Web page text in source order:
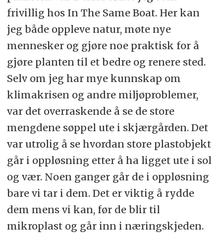
frivillig hos In The Same Boat. Her kan
jeg både oppleve natur, møte nye
mennesker og gjøre noe praktisk for å
gjøre planten til et bedre og renere sted.
Selv om jeg har mye kunnskap om
klimakrisen og andre miljøproblemer,
var det overraskende å se de store
mengdene søppel ute i skjærgården. Det
var utrolig å se hvordan store plastobjekt
går i oppløsning etter å ha ligget ute i sol
og vær. Noen ganger går de i oppløsning
bare vi tar i dem. Det er viktig å rydde
dem mens vi kan, før de blir til
mikroplast og går inn i næringskjeden.